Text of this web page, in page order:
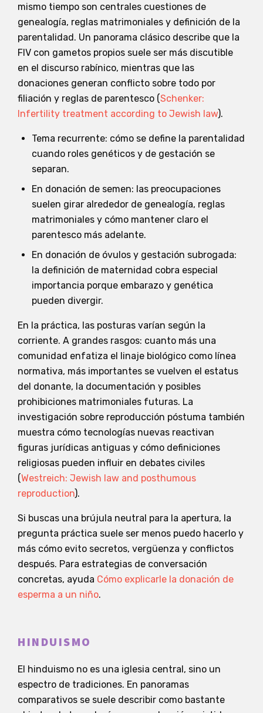
mismo tiempo son centrales cuestiones de
genealogía, reglas matrimoniales y definición de la
parentalidad. Un panorama clásico describe que la
FIV con gametos propios suele ser más discutible
en el discurso rabínico, mientras que las
donaciones generan conflicto sobre todo por
filiación y reglas de parentesco (Schenker:
Infertility treatment according to Jewish law).
Tema recurrente: cómo se define la parentalidad
cuando roles genéticos y de gestación se
separan.
En donación de semen: las preocupaciones
suelen girar alrededor de genealogía, reglas
matrimoniales y cómo mantener claro el
parentesco más adelante.
En donación de óvulos y gestación subrogada:
la definición de maternidad cobra especial
importancia porque embarazo y genética
pueden divergir.
En la práctica, las posturas varían según la
corriente. A grandes rasgos: cuanto más una
comunidad enfatiza el linaje biológico como línea
normativa, más importantes se vuelven el estatus
del donante, la documentación y posibles
prohibiciones matrimoniales futuras. La
investigación sobre reproducción póstuma también
muestra cómo tecnologías nuevas reactivan
figuras jurídicas antiguas y cómo definiciones
religiosas pueden influir en debates civiles
(Westreich: Jewish law and posthumous
reproduction).
Si buscas una brújula neutral para la apertura, la
pregunta práctica suele ser menos puedo hacerlo y
más cómo evito secretos, vergüenza y conflictos
después. Para estrategias de conversación
concretas, ayuda Cómo explicarle la donación de
esperma a un niño.
HINDUISMO
El hinduismo no es una iglesia central, sino un
espectro de tradiciones. En panoramas
comparativos se suele describir como bastante